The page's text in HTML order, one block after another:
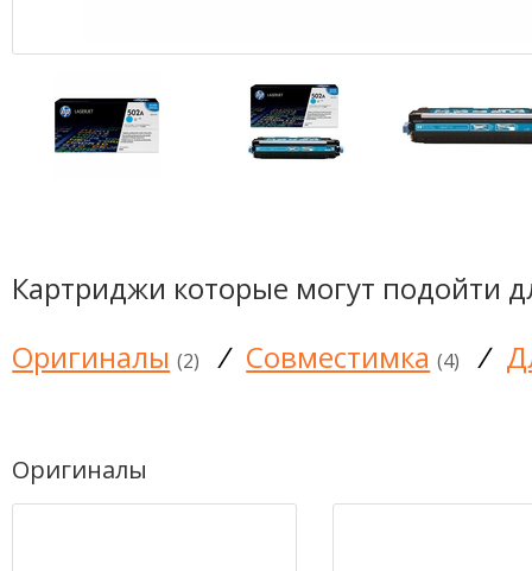
Картриджи которые могут подойти
Оригиналы (2) / Совместимка (4) /
Оригиналы